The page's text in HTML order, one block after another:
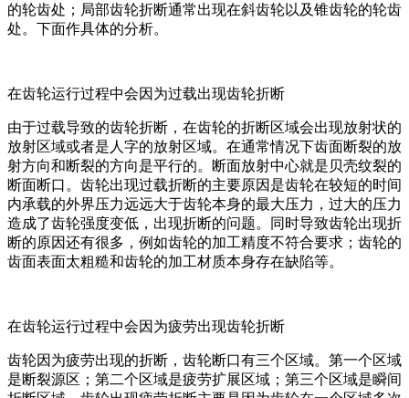
的轮齿处；局部齿轮折断通常出现在斜齿轮以及锥齿轮的轮齿
处。下面作具体的分析。
在齿轮运行过程中会因为过载出现齿轮折断
由于过载导致的齿轮折断，在齿轮的折断区域会出现放射状的
放射区域或者是人字的放射区域。在通常情况下齿面断裂的放
射方向和断裂的方向是平行的。断面放射中心就是贝壳纹裂的
断面断口。齿轮出现过载折断的主要原因是齿轮在较短的时间
内承载的外界压力远远大于齿轮本身的最大压力，过大的压力
造成了齿轮强度变低，出现折断的问题。同时导致齿轮出现折
断的原因还有很多，例如齿轮的加工精度不符合要求；齿轮的
齿面表面太粗糙和齿轮的加工材质本身存在缺陷等。
在齿轮运行过程中会因为疲劳出现齿轮折断
齿轮因为疲劳出现的折断，齿轮断口有三个区域。第一个区域
是断裂源区；第二个区域是疲劳扩展区域；第三个区域是瞬间